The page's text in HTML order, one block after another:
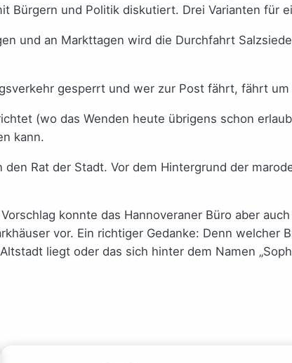
Bürgern und Politik diskutiert. Drei Varianten für
und an Markttagen wird die Durchfahrt
gesperrt und wer zur Post fährt, fährt
(wo das Wenden heute übrigens schon
kann.
Rat der Stadt. Vor dem Hintergrund der
konnte das Hannoveraner Büro aber
vor. Ein richtiger Gedanke: Denn welcher
liegt oder das sich hinter dem Namen